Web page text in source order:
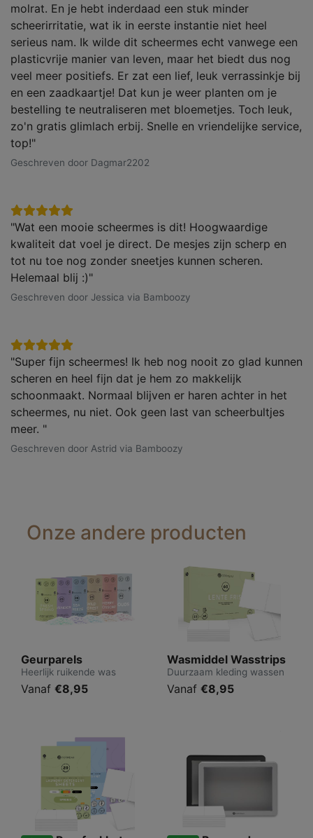
molrat. En je hebt inderdaad een stuk minder
scheerirritatie, wat ik in eerste instantie niet heel
serieus nam. Ik wilde dit scheermes echt vanwege een
plasticvrije manier van leven, maar het biedt dus nog
veel meer positiefs. Er zat een lief, leuk verrassinkje bij
en een zaadkaartje! Dat kun je weer planten om je
bestelling te neutraliseren met bloemetjes. Toch leuk,
zo'n gratis glimlach erbij. Snelle en vriendelijke service,
top!"
Geschreven door Dagmar2202
"Wat een mooie scheermes is dit! Hoogwaardige
kwaliteit dat voel je direct. De mesjes zijn scherp en
tot nu toe nog zonder sneetjes kunnen scheren.
Helemaal blij :)"
Geschreven door Jessica via Bamboozy
"Super fijn scheermes! Ik heb nog nooit zo glad kunnen
scheren en heel fijn dat je hem zo makkelijk
schoonmaakt. Normaal blijven er haren achter in het
scheermes, nu niet. Ook geen last van scheerbultjes
meer. "
Geschreven door Astrid via Bamboozy
Onze andere producten
Geurparels
Heerlijk ruikende was
Vanaf €8,95
Wasmiddel Wasstrips
Duurzaam kleding wassen
Vanaf €8,95